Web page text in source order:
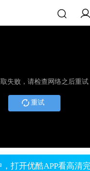
失败，请检查网络之后重试
重试
打开优酷APP看高清